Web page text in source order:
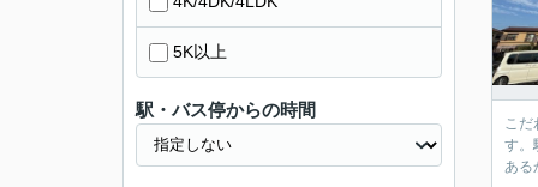
こだ
す。
ある
5K以上
駅・バス停からの時間